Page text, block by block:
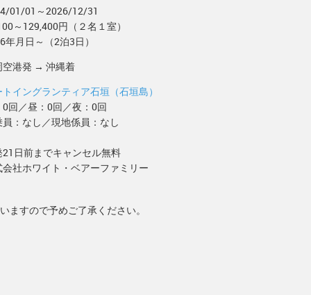
01/01～2026/12/31
～129,400円（２名１室）
年月日～（2泊3日）
空港発 → 沖縄着
トイングランティア石垣（石垣島）
0回／昼：0回／夜：0回
員：なし／現地係員：なし
21日前までキャンセル無料
会社ホワイト・ベアーファミリー
すので予めご了承ください。